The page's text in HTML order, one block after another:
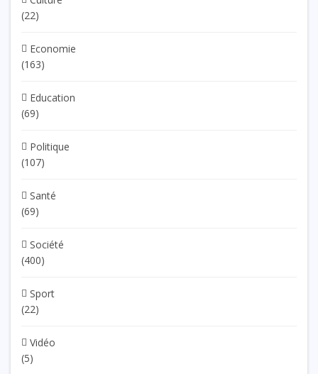
(22)
Economie
(163)
Education
(69)
Politique
(107)
Santé
(69)
Société
(400)
Sport
(22)
Vidéo
(5)